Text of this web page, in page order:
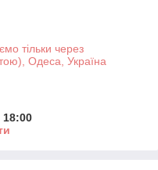
тільки через
Одеса, Україна
18:00